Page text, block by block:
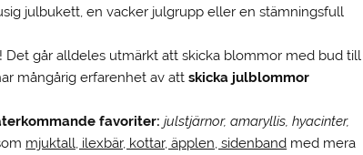
julbukett, en vacker julgrupp eller en stämningsfull
Det går alldeles utmärkt att skicka blommor med bud till
mångårig erfarenhet av attskicka julblommor
favoriter: julstjärnor, amaryllis, hyacinter,
mjuktall, ilexbär, kottar, äpplen, sidenband med mera